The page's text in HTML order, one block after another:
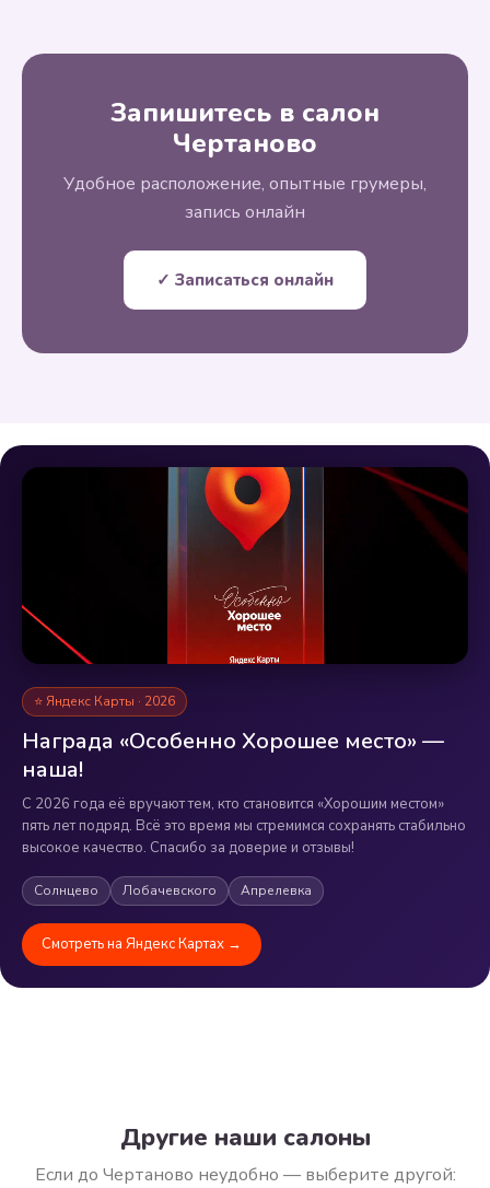
Запишитесь в салон
Чертаново
Удобное расположение, опытные грумеры,
запись онлайн
✓ Записаться онлайн
⭐ Яндекс Карты · 2026
Награда «Особенно Хорошее место» —
наша!
С 2026 года её вручают тем, кто становится «Хорошим местом»
пять лет подряд. Всё это время мы стремимся сохранять стабильно
высокое качество. Спасибо за доверие и отзывы!
Солнцево Лобачевского Апрелевка
Смотреть на Яндекс Картах →
Другие наши салоны
Если до Чертаново неудобно — выберите другой: